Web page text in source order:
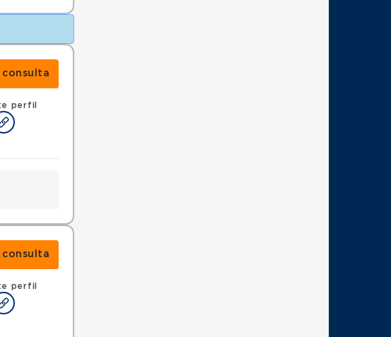
consulta
perfil
consulta
perfil